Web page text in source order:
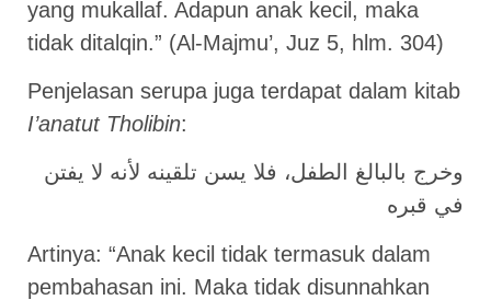
yang mukallaf. Adapun anak kecil, maka
tidak ditalqin.” (Al-Majmu’, Juz 5, hlm. 304)
Penjelasan serupa juga terdapat dalam kitab
I’anatut Tholibin:
وخرج بالبالغ الطفل، فلا يسن تلقينه لأنه لا يفتن
في قبره
Artinya: “Anak kecil tidak termasuk dalam
pembahasan ini. Maka tidak disunnahkan